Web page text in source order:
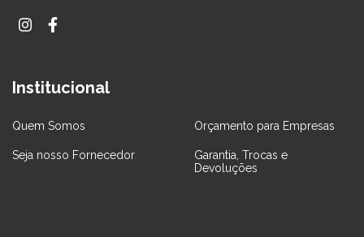
Institucional
Quem Somos Orçamento para Empresas
Seja nosso Fornecedor
Garantia, Trocas e
Devoluções